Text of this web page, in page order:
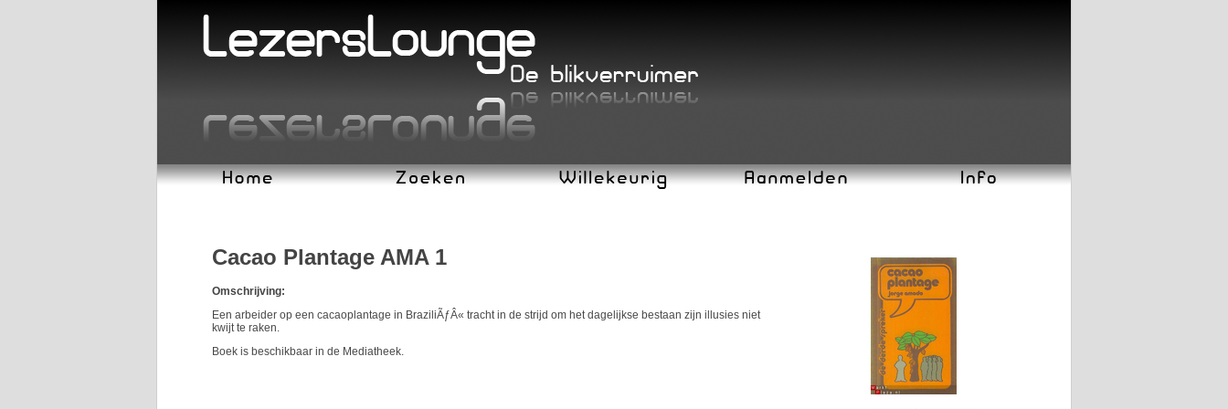
Cacao Plantage AMA 1
Omschrijving:
Een arbeider op een cacaoplantage in BraziliÃƒÂ« tracht in de strijd om het dagelijkse bestaan zijn illusies niet
kwijt te raken.
Boek is beschikbaar in de Mediatheek.